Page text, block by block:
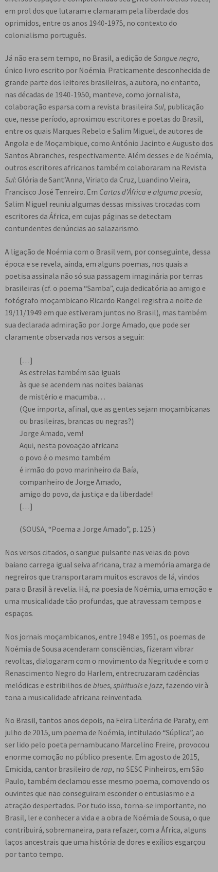
e
n
t
em prol dos que lutaram e clamaram pela liberdade dos
oprimidos, entre os anos 1940-1975, no contexto do
colonialismo português.
Já não era sem tempo, no Brasil, a edição de Sangue negro,
único livro escrito por Noémia. Praticamente desconhecida de
grande parte dos leitores brasileiros, a autora, no entanto,
nas décadas de 1940-1950, manteve, como jornalista,
colaboração esparsa com a revista brasileira Sul, publicação
que, nesse período, aproximou escritores e poetas do Brasil,
entre os quais Marques Rebelo e Salim Miguel, de autores de
Angola e de Moçambique, como António Jacinto e Augusto dos
Santos Abranches, respectivamente. Além desses e de Noémia,
outros escritores africanos também colaboraram na Revista
Sul: Glória de Sant’Anna, Viriato da Cruz, Luandino Vieira,
Francisco José Tenreiro. Em Cartas d’África e alguma poesia,
Salim Miguel reuniu algumas dessas missivas trocadas com
escritores da África, em cujas páginas se detectam
contundentes denúncias ao salazarismo.
A ligação de Noémia com o Brasil vem, por conseguinte, dessa
época e se revela, ainda, em alguns poemas, nos quais a
poetisa assinala não só sua passagem imaginária por terras
brasileiras (cf. o poema “Samba”, cuja dedicatória ao amigo e
fotógrafo moçambicano Ricardo Rangel registra a noite de
19/11/1949 em que estiveram juntos no Brasil), mas também
sua declarada admiração por Jorge Amado, que pode ser
claramente observada nos versos a seguir:
[…]
As estrelas também são iguais
às que se acendem nas noites baianas
de mistério e macumba…
(Que importa, afinal, que as gentes sejam moçambicanas
ou brasileiras, brancas ou negras?)
Jorge Amado, vem!
Aqui, nesta povoação africana
o povo é o mesmo também
é irmão do povo marinheiro da Baía,
companheiro de Jorge Amado,
amigo do povo, da justiça e da liberdade!
[…]
(SOUSA, “Poema a Jorge Amado”, p. 125.)
Nos versos citados, o sangue pulsante nas veias do povo
baiano carrega igual seiva africana, traz a memória amarga de
negreiros que transportaram muitos escravos de lá, vindos
para o Brasil à revelia. Há, na poesia de Noémia, uma emoção e
uma musicalidade tão profundas, que atravessam tempos e
espaços.
Nos jornais moçambicanos, entre 1948 e 1951, os poemas de
Noémia de Sousa acenderam consciências, fizeram vibrar
revoltas, dialogaram com o movimento da Negritude e com o
Renascimento Negro do Harlem, entrecruzaram cadências
melódicas e estribilhos de blues, spirituals e jazz, fazendo vir à
tona a musicalidade africana reinventada.
No Brasil, tantos anos depois, na Feira Literária de Paraty, em
julho de 2015, um poema de Noémia, intitulado “Súplica”, ao
ser lido pelo poeta pernambucano Marcelino Freire, provocou
enorme comoção no público presente. Em agosto de 2015,
Emicida, cantor brasileiro de rap, no SESC Pinheiros, em São
Paulo, também declamou esse mesmo poema, comovendo os
ouvintes que não conseguiram esconder o entusiasmo e a
atração despertados. Por tudo isso, torna-se importante, no
Brasil, ler e conhecer a vida e a obra de Noémia de Sousa, o que
contribuirá, sobremaneira, para refazer, com a África, alguns
laços ancestrais que uma história de dores e exílios esgarçou
por tanto tempo.